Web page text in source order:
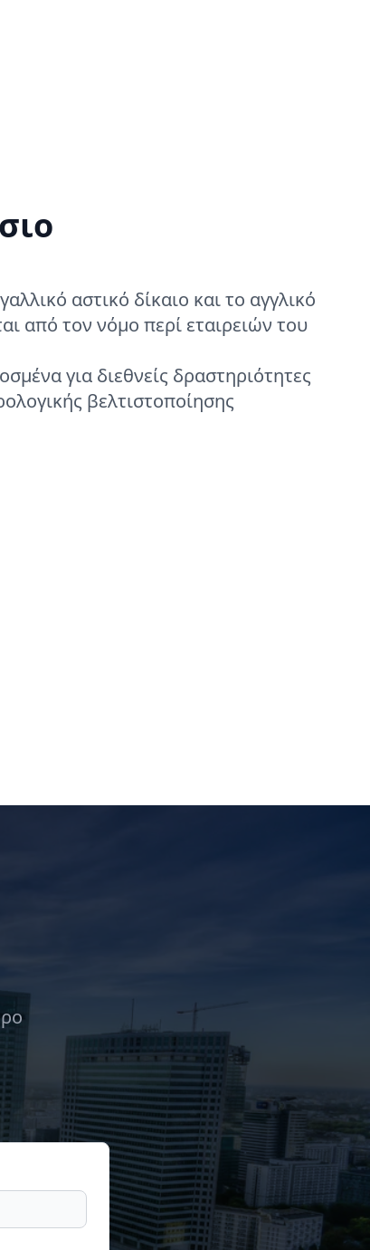
αστικό δίκαιο και το αγγλικό
από τον νόμο περί εταιρειών του
για διεθνείς δραστηριότητες
βελτιστοποίησης